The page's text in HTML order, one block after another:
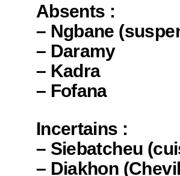
Absents :
– Ngbane
– Daramy
– Kadra
– Fofana
Incertains :
– Siebatcheu
– Diakhon